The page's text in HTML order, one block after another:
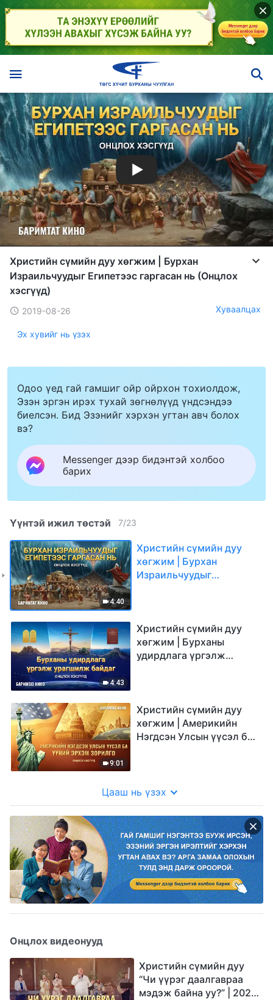
Христийн сүмийн дуу хөгжим | Бурхан
Израильчуудыг Египетээс гаргасан нь (Онцлох
хэсгүүд)
2019-08-26 Хуваалцах
Эх хувийг нь үзэх
Одоо үед гай гамшиг ойр ойрхон тохиолдож,
Эзэн эргэн ирэх тухай зөгнөлүүд үндсэндээ
биелсэн. Бид Эзэнийг хэрхэн угтан авч болох
вэ?
Messenger дээр бидэнтэй холбоо
барих
Үүнтэй ижил төстэй 7/23
4:40
Христийн сүмийн дуу
хөгжим | Бурхан
Израильчуудыг
4:43
Христийн сүмийн дуу
хөгжим | Бурханы
удирдлага үргэлж
9:01
Христийн сүмийн дуу
хөгжим | Америкийн
Нэгдсэн Улсын үүсэл ба
Цааш нь үзэх
Онцлох видеонууд
Христийн сүмийн дуу
“Чи үүрэг даалгавраа
мэдэж байна уу?” | 2026